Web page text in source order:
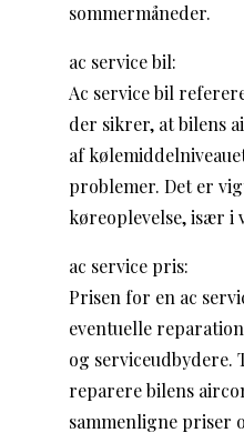
sommermåneder.
ac service bil:
Ac service bil
der sikrer, at bilens
af
problemer. Det er
køreoplevelse, især i
ac service pris:
Prisen for en ac
eventuelle
og serviceudbydere.
reparere bilens
sammenligne priser